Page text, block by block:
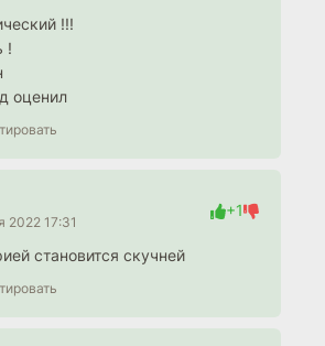
!!!
!
оценил
2022 17:31
+1
становится скучней